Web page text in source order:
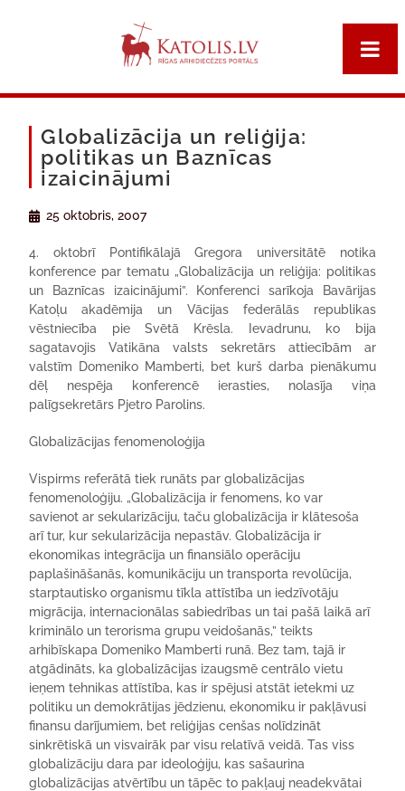
Globalizācija un reliģija:
politikas un Baznīcas
izaicinājumi
25 oktobris, 2007
4. oktobrī Pontifikālajā Gregora universitātē notika
konference par tematu „Globalizācija un reliģija: politikas
un Baznīcas izaicinājumi”. Konferenci sarīkoja Bavārijas
Katoļu akadēmija un Vācijas federālās republikas
vēstniecība pie Svētā Krēsla. Ievadrunu, ko bija
sagatavojis Vatikāna valsts sekretārs attiecībām ar
valstīm Domeniko Mamberti, bet kurš darba pienākumu
dēļ nespēja konferencē ierasties, nolasīja viņa
palīgsekretārs Pjetro Parolins.
Globalizācijas fenomenoloģija
Vispirms referātā tiek runāts par globalizācijas
fenomenoloģiju. „Globalizācija ir fenomens, ko var
savienot ar sekularizāciju, taču globalizācija ir klātesoša
arī tur, kur sekularizācija nepastāv. Globalizācija ir
ekonomikas integrācija un finansiālo operāciju
paplašināšanās, komunikāciju un transporta revolūcija,
starptautisko organismu tīkla attīstība un iedzīvotāju
migrācija, internacionālas sabiedrības un tai pašā laikā arī
kriminālo un terorisma grupu veidošanās,” teikts
arhibīskapa Domeniko Mamberti runā. Bez tam, tajā ir
atgādināts, ka globalizācijas izaugsmē centrālo vietu
ieņem tehnikas attīstība, kas ir spējusi atstāt ietekmi uz
politiku un demokrātijas jēdzienu, ekonomiku ir pakļāvusi
finansu darījumiem, bet reliģijas cenšas nolīdzināt
sinkrētiskā un visvairāk par visu relatīvā veidā. Tas viss
globalizāciju dara par ideoloģiju, kas sašaurina
globalizācijas atvērtību un tāpēc to pakļauj neadekvātai